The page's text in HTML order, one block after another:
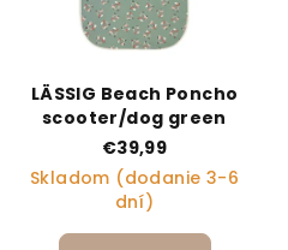
LÄSSIG Beach Poncho
scooter/dog green
€39,99
Skladom (dodanie 3-6
dní)